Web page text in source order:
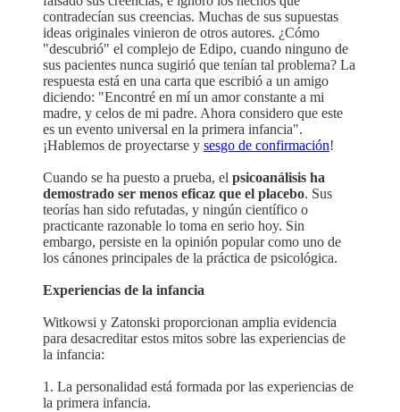
contradecían sus creencias. Muchas de sus supuestas
ideas originales vinieron de otros autores. ¿Cómo
"descubrió" el complejo de Edipo, cuando ninguno de
sus pacientes nunca sugirió que tenían tal problema? La
respuesta está en una carta que escribió a un amigo
diciendo: "Encontré en mí un amor constante a mi
madre, y celos de mi padre. Ahora considero que este
es un evento universal en la primera infancia".
¡Hablemos de proyectarse y sesgo de confirmación!
Cuando se ha puesto a prueba, el psicoanálisis ha
demostrado ser menos eficaz que el placebo. Sus
teorías han sido refutadas, y ningún científico o
practicante razonable lo toma en serio hoy. Sin
embargo, persiste en la opinión popular como uno de
los cánones principales de la práctica de psicológica.
Experiencias de la infancia
Witkowsi y Zatonski proporcionan amplia evidencia
para desacreditar estos mitos sobre las experiencias de
la infancia:
1. La personalidad está formada por las experiencias de
la primera infancia.